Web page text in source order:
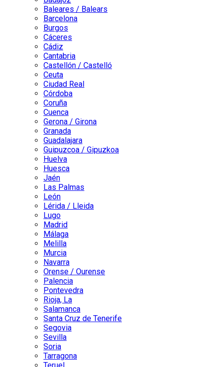
Baleares / Balears
Barcelona
Burgos
Cáceres
Cádiz
Cantabria
Castellón / Castelló
Ceuta
Ciudad Real
Córdoba
Coruña
Cuenca
Gerona / Girona
Granada
Guadalajara
Guipuzcoa / Gipuzkoa
Huelva
Huesca
Jaén
Las Palmas
León
Lérida / Lleida
Lugo
Madrid
Málaga
Melilla
Murcia
Navarra
Orense / Ourense
Palencia
Pontevedra
Rioja, La
Salamanca
Santa Cruz de Tenerife
Segovia
Sevilla
Soria
Tarragona